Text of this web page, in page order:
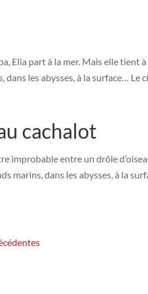
Elia part à la mer. Mais elle tient
dans les abysses, à la surface…
cachalot
improbable entre un drôle
marins, dans les abysses, à la